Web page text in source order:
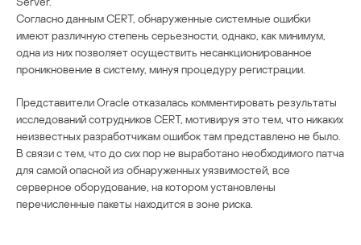
Согласно данным CERT, обнаруженные системные ошибки
имеют различную степень серьезности, однако, как минимум,
одна из них позволяет осуществить несанкционированное
проникновение в систему, минуя процедуру регистрации.
Представители Oracle отказалась комментировать результаты
исследований сотрудников CERT, мотивируя это тем, что никаких
неизвестных разработчикам ошибок там представлено не было.
В связи с тем, что до сих пор не выработано необходимого патча
для самой опасной из обнаруженных уязвимостей, все
серверное оборудование, на котором установлены
перечисленные пакеты находится в зоне риска.